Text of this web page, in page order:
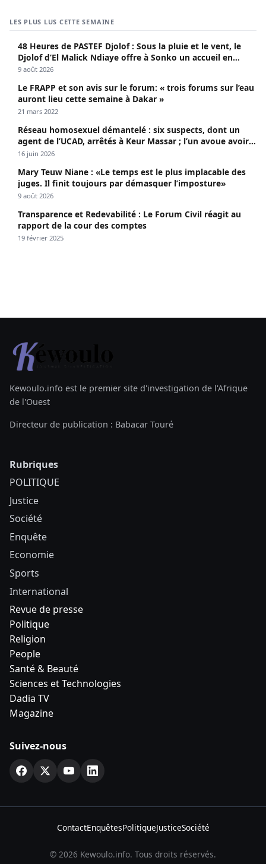
LES PLUS LUS CETTE SEMAINE
48 Heures de PASTEF Djolof : Sous la pluie et le vent, le
Djolof d’El Malick Ndiaye offre à Sonko un accueil en
apothéose
9 août 2026
Le FRAPP et son avis sur le forum: « trois forums sur l’eau
auront lieu cette semaine à Dakar »
21 mars 2022
Réseau homosexuel démantelé : six suspects, dont un
agent de l’UCAD, arrêtés à Keur Massar ; l’un avoue avoir
propagé le VIH depuis 2018
16 juin 2026
Mary Teuw Niane : «Le temps est le plus implacable des
juges. Il finit toujours par démasquer l’imposture»
9 août 2026
Transparence et Redevabilité : Le Forum Civil réagit au
rapport de la cour des comptes
19 février 2025
Kewoulo.info est le premier site d'investigation de l'Afrique
de l'Ouest
Directeur de publication : Babacar Touré
Rubriques
POLITIQUE
Justice
Société
Enquête
Economie
Sports
International
Revue de presse
Politique
Religion
People
Santé & Beauté
Sciences et Technologies
Dadia TV
Magazine
Suivez-nous
ContactEnquêtesPolitiqueJusticeSociété
© 2026 Kewoulo.info. Tous droits réservés.